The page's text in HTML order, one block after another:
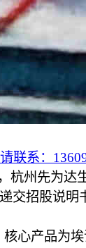
联系：
州先为达
交招股说明
心产品为埃